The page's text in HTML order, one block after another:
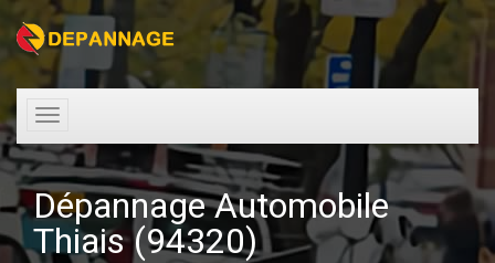
Toggle
navigation
Dépannage Automobile
Thiais (94320)